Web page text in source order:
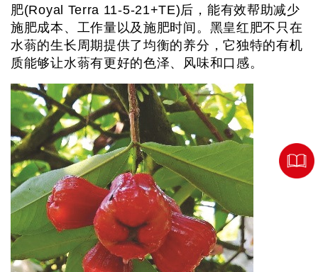
肥(Royal Terra 11-5-21+TE)后，能有效帮助减少
施肥成本、工作量以及施肥时间。黑皇红肥不只在
水蓊的生长周期提供了均衡的养分，它独特的有机
质能够让水蓊有更好的色泽、风味和口感。